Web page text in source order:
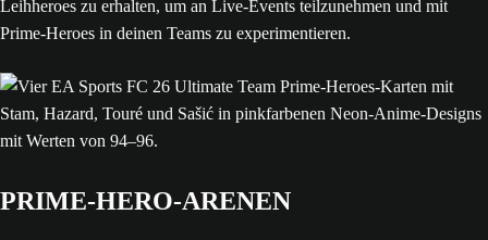
Leihheroes zu erhalten, um an Live-Events teilzunehmen und mit
Prime-Heroes in deinen Teams zu experimentieren.
PRIME-HERO-ARENEN